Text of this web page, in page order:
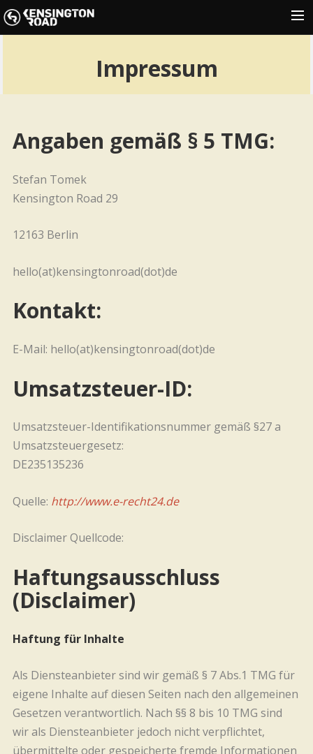
MUSIC
GALLERY
PRESS
SHOP
CONTACT
Impressum
Angaben gemäß § 5 TMG:
Stefan Tomek
Kensington Road 29
12163 Berlin
hello(at)kensingtonroad(dot)de
Kontakt:
E-Mail: hello(at)kensingtonroad(dot)de
Umsatzsteuer-ID:
Umsatzsteuer-Identifikationsnummer gemäß §27 a
Umsatzsteuergesetz:
DE235135236
Quelle: http://www.e-recht24.de
Disclaimer Quellcode:
Haftungsausschluss
(Disclaimer)
Haftung für Inhalte
Als Diensteanbieter sind wir gemäß § 7 Abs.1 TMG für
eigene Inhalte auf diesen Seiten nach den allgemeinen
Gesetzen verantwortlich. Nach §§ 8 bis 10 TMG sind
wir als Diensteanbieter jedoch nicht verpflichtet,
übermittelte oder gespeicherte fremde Informationen